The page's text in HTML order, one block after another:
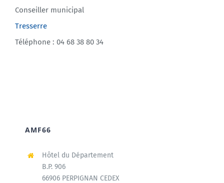
Conseiller municipal
Tresserre
Téléphone : 04 68 38 80 34
AMF66
Hôtel du Département
B.P. 906
66906 PERPIGNAN CEDEX